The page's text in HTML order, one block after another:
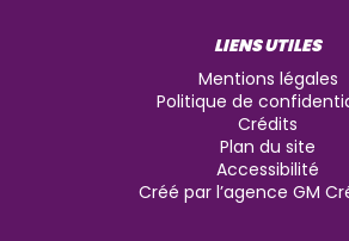
LIENS UTILES
Mentions légales
Politique de
Crédits
Plan du site
Accessibilité
Créé par l’agence GM